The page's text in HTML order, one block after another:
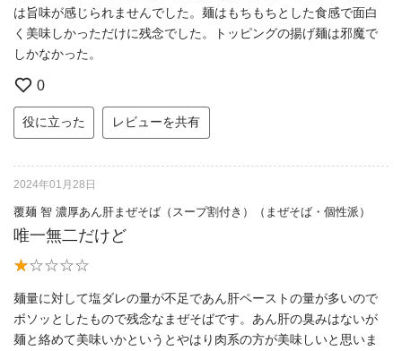
は旨味が感じられませんでした。麺はもちもちとした食感で面白
く美味しかっただけに残念でした。トッピングの揚げ麺は邪魔で
しかなかった。
0
役に立った レビューを共有
2024年01月28日
覆麺 智 濃厚あん肝まぜそば（スープ割付き）（まぜそば・個性派）
唯一無二だけど
麺量に対して塩ダレの量が不足であん肝ペーストの量が多いので
ボソッとしたもので残念なまぜそばです。あん肝の臭みはないが
麺と絡めて美味いかというとやはり肉系の方が美味しいと思いま